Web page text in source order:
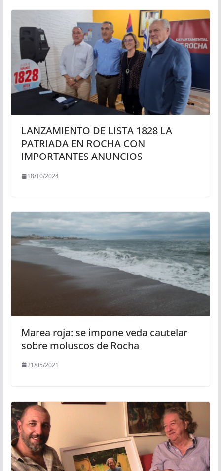
LANZAMIENTO DE LISTA 1828 LA
PATRIADA EN ROCHA CON
IMPORTANTES ANUNCIOS
18/10/2024
Marea roja: se impone veda cautelar
sobre moluscos de Rocha
21/05/2021